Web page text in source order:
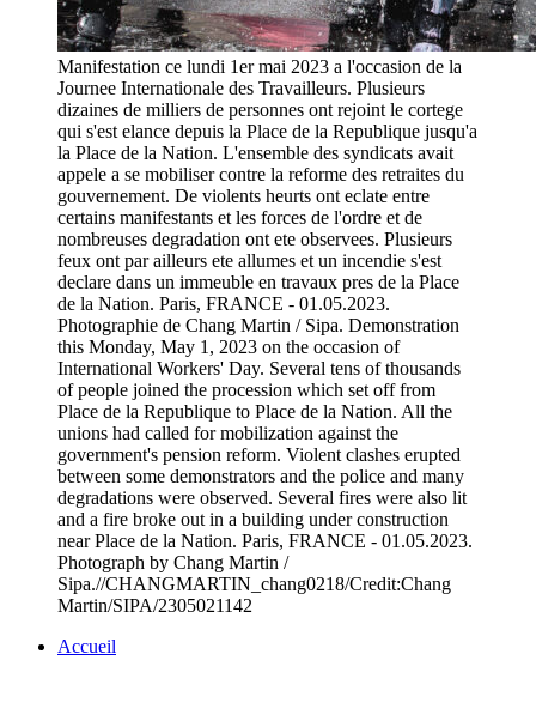
Manifestation ce lundi 1er mai 2023 a l'occasion de la
Journee Internationale des Travailleurs. Plusieurs
dizaines de milliers de personnes ont rejoint le cortege
qui s'est elance depuis la Place de la Republique jusqu'a
la Place de la Nation. L'ensemble des syndicats avait
appele a se mobiliser contre la reforme des retraites du
gouvernement. De violents heurts ont eclate entre
certains manifestants et les forces de l'ordre et de
nombreuses degradation ont ete observees. Plusieurs
feux ont par ailleurs ete allumes et un incendie s'est
declare dans un immeuble en travaux pres de la Place
de la Nation. Paris, FRANCE - 01.05.2023.
Photographie de Chang Martin / Sipa. Demonstration
this Monday, May 1, 2023 on the occasion of
International Workers' Day. Several tens of thousands
of people joined the procession which set off from
Place de la Republique to Place de la Nation. All the
unions had called for mobilization against the
government's pension reform. Violent clashes erupted
between some demonstrators and the police and many
degradations were observed. Several fires were also lit
and a fire broke out in a building under construction
near Place de la Nation. Paris, FRANCE - 01.05.2023.
Photograph by Chang Martin /
Sipa.//CHANGMARTIN_chang0218/Credit:Chang
Martin/SIPA/2305021142
Accueil